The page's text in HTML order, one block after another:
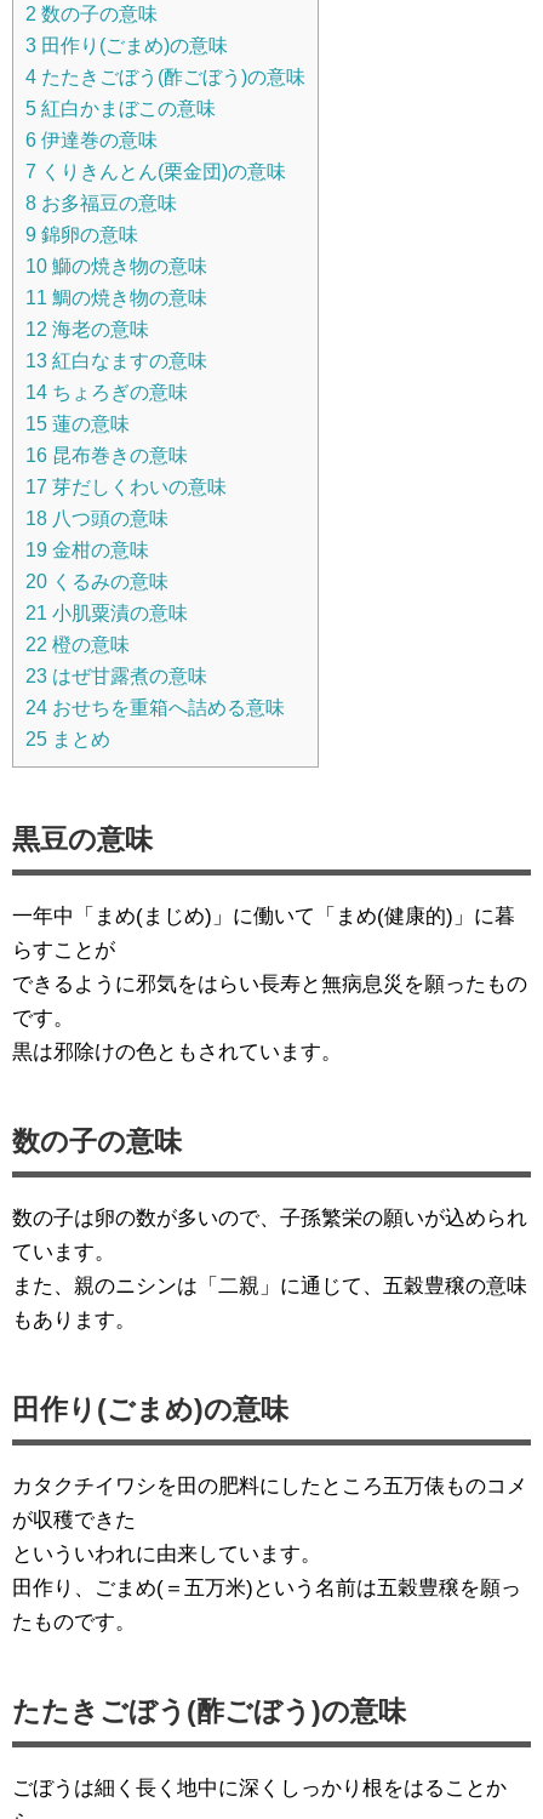
2 数の子の意味
3 田作り(ごまめ)の意味
4 たたきごぼう(酢ごぼう)の意味
5 紅白かまぼこの意味
6 伊達巻の意味
7 くりきんとん(栗金団)の意味
8 お多福豆の意味
9 錦卵の意味
10 鰤の焼き物の意味
11 鯛の焼き物の意味
12 海老の意味
13 紅白なますの意味
14 ちょろぎの意味
15 蓮の意味
16 昆布巻きの意味
17 芽だしくわいの意味
18 八つ頭の意味
19 金柑の意味
20 くるみの意味
21 小肌粟漬の意味
22 橙の意味
23 はぜ甘露煮の意味
24 おせちを重箱へ詰める意味
25 まとめ
黒豆の意味
一年中「まめ(まじめ)」に働いて「まめ(健康的)」に暮
らすことが
できるように邪気をはらい長寿と無病息災を願ったもの
です。
黒は邪除けの色ともされています。
数の子の意味
数の子は卵の数が多いので、子孫繁栄の願いが込められ
ています。
また、親のニシンは「二親」に通じて、五穀豊穣の意味
もあります。
田作り(ごまめ)の意味
カタクチイワシを田の肥料にしたところ五万俵ものコメ
が収穫できた
といういわれに由来しています。
田作り、ごまめ(＝五万米)という名前は五穀豊穣を願っ
たものです。
たたきごぼう(酢ごぼう)の意味
ごぼうは細く長く地中に深くしっかり根をはることか